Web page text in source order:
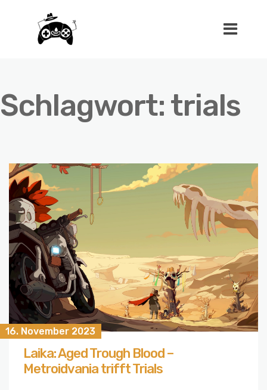
Schlagwort: trials
16. November 2023
Laika: Aged Trough Blood –
Metroidvania trifft Trials